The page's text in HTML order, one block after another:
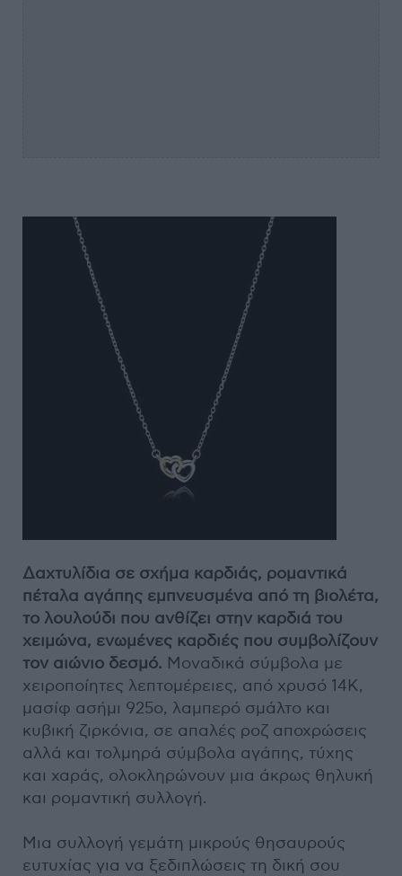
Δαχτυλίδια σε σχήμα καρδιάς, ρομαντικά
πέταλα αγάπης εμπνευσμένα από τη βιολέτα,
το λουλούδι που ανθίζει στην καρδιά του
χειμώνα, ενωμένες καρδιές που συμβολίζουν
τον αιώνιο δεσμό. Μοναδικά σύμβολα με
χειροποίητες λεπτομέρειες, από χρυσό 14Κ,
μασίφ ασήμι 925ο, λαμπερό σμάλτο και
κυβική ζιρκόνια, σε απαλές ροζ αποχρώσεις
αλλά και τολμηρά σύμβολα αγάπης, τύχης
και χαράς, ολοκληρώνουν μια άκρως θηλυκή
και ρομαντική συλλογή.
Μια συλλογή γεμάτη μικρούς θησαυρούς
ευτυχίας για να ξεδιπλώσεις τη δική σου